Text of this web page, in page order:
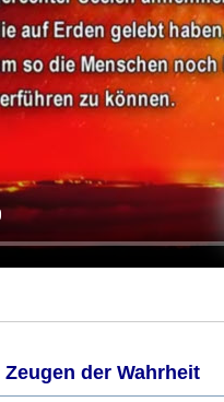
Zeugen der Wahrheit